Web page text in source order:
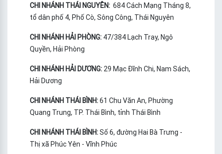
CHI NHÁNH THÁI NGUYÊN: 684 Cách Mạng Tháng 8,
tổ dân phố 4, Phố Cò, Sông Công, Thái Nguyên
CHI NHÁNH HẢI PHÒNG: 47/384 Lạch Tray, Ngô
Quyền, Hải Phòng
CHI NHÁNH HẢI DƯƠNG: 29 Mạc Đĩnh Chi, Nam Sách,
Hải Dương
CHI NHÁNH THÁI BÌNH:61 Chu Văn An, Phường
Quang Trung, TP. Thái Bình, tỉnh Thái Bình
CHI NHÁNH THÁI BÌNH:Số 6, đường Hai Bà Trưng -
Thị xã Phúc Yên - Vĩnh Phúc